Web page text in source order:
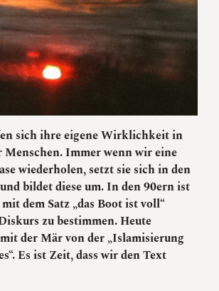
sich ihre eigene Wirklichkeit in
Menschen. Immer wenn wir eine
wiederholen, setzt sie sich in den
bildet diese um. In den 90ern ist
dem Satz „das Boot ist voll“
zu bestimmen. Heute
der Mär von der „Islamisierung
Es ist Zeit, dass wir den Text